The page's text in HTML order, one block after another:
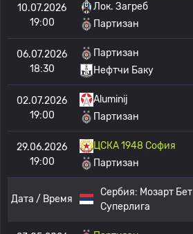
10.07.2026
19:00
Лок. Загреб
Партизан
06.07.2026
18:30
Партизан
Нефтчи Баку
02.07.2026
19:00
Aluminij
Партизан
29.06.2026
19:00
ЦСКА 1948 София
Партизан
Дата / Время
Сербия: Мозарт Бет
Суперлига